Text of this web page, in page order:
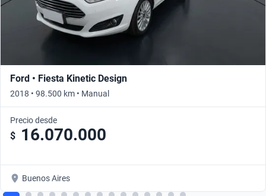
Ford • Fiesta Kinetic Design
2018 • 98.500 km • Manual
Precio desde
$ 16.070.000
Buenos Aires